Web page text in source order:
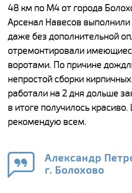
48 км по М4 от города
Арсенал Навесов
даже без дополнительной
отремонтировали
воротами. По причине
непростой сборки
работали на 2 дня дольше
в итоге получилось
рекомендую всем.
Александр
г. Болохово